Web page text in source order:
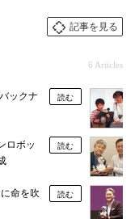
記事を見る
6 Articles
ックナ
読む
ロボッ
読む
命を吹
読む